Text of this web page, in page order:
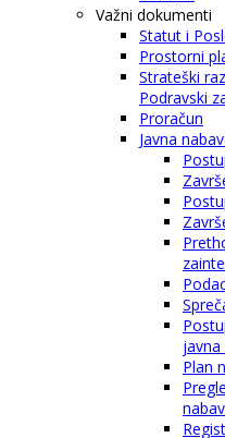
Važni dokumenti
Statut i
Prostorni
Strateški
Podravski
Proračun
Javna
javna
Plan